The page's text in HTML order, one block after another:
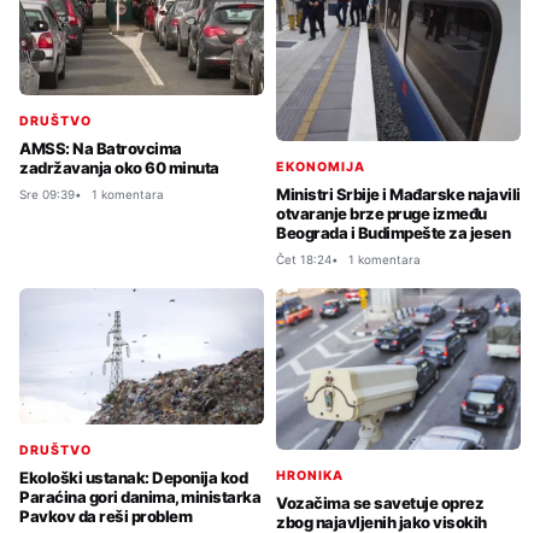
DRUŠTVO
AMSS: Na Batrovcima
zadržavanja oko 60 minuta
Sre 09:39 1 komentara
EKONOMIJA
Ministri Srbije i Mađarske najavili
otvaranje brze pruge između
Beograda i Budimpešte za jesen
Čet 18:24 1 komentara
DRUŠTVO
Ekološki ustanak: Deponija kod
Paraćina gori danima, ministarka
Pavkov da reši problem
HRONIKA
Vozačima se savetuje oprez
zbog najavljenih jako visokih